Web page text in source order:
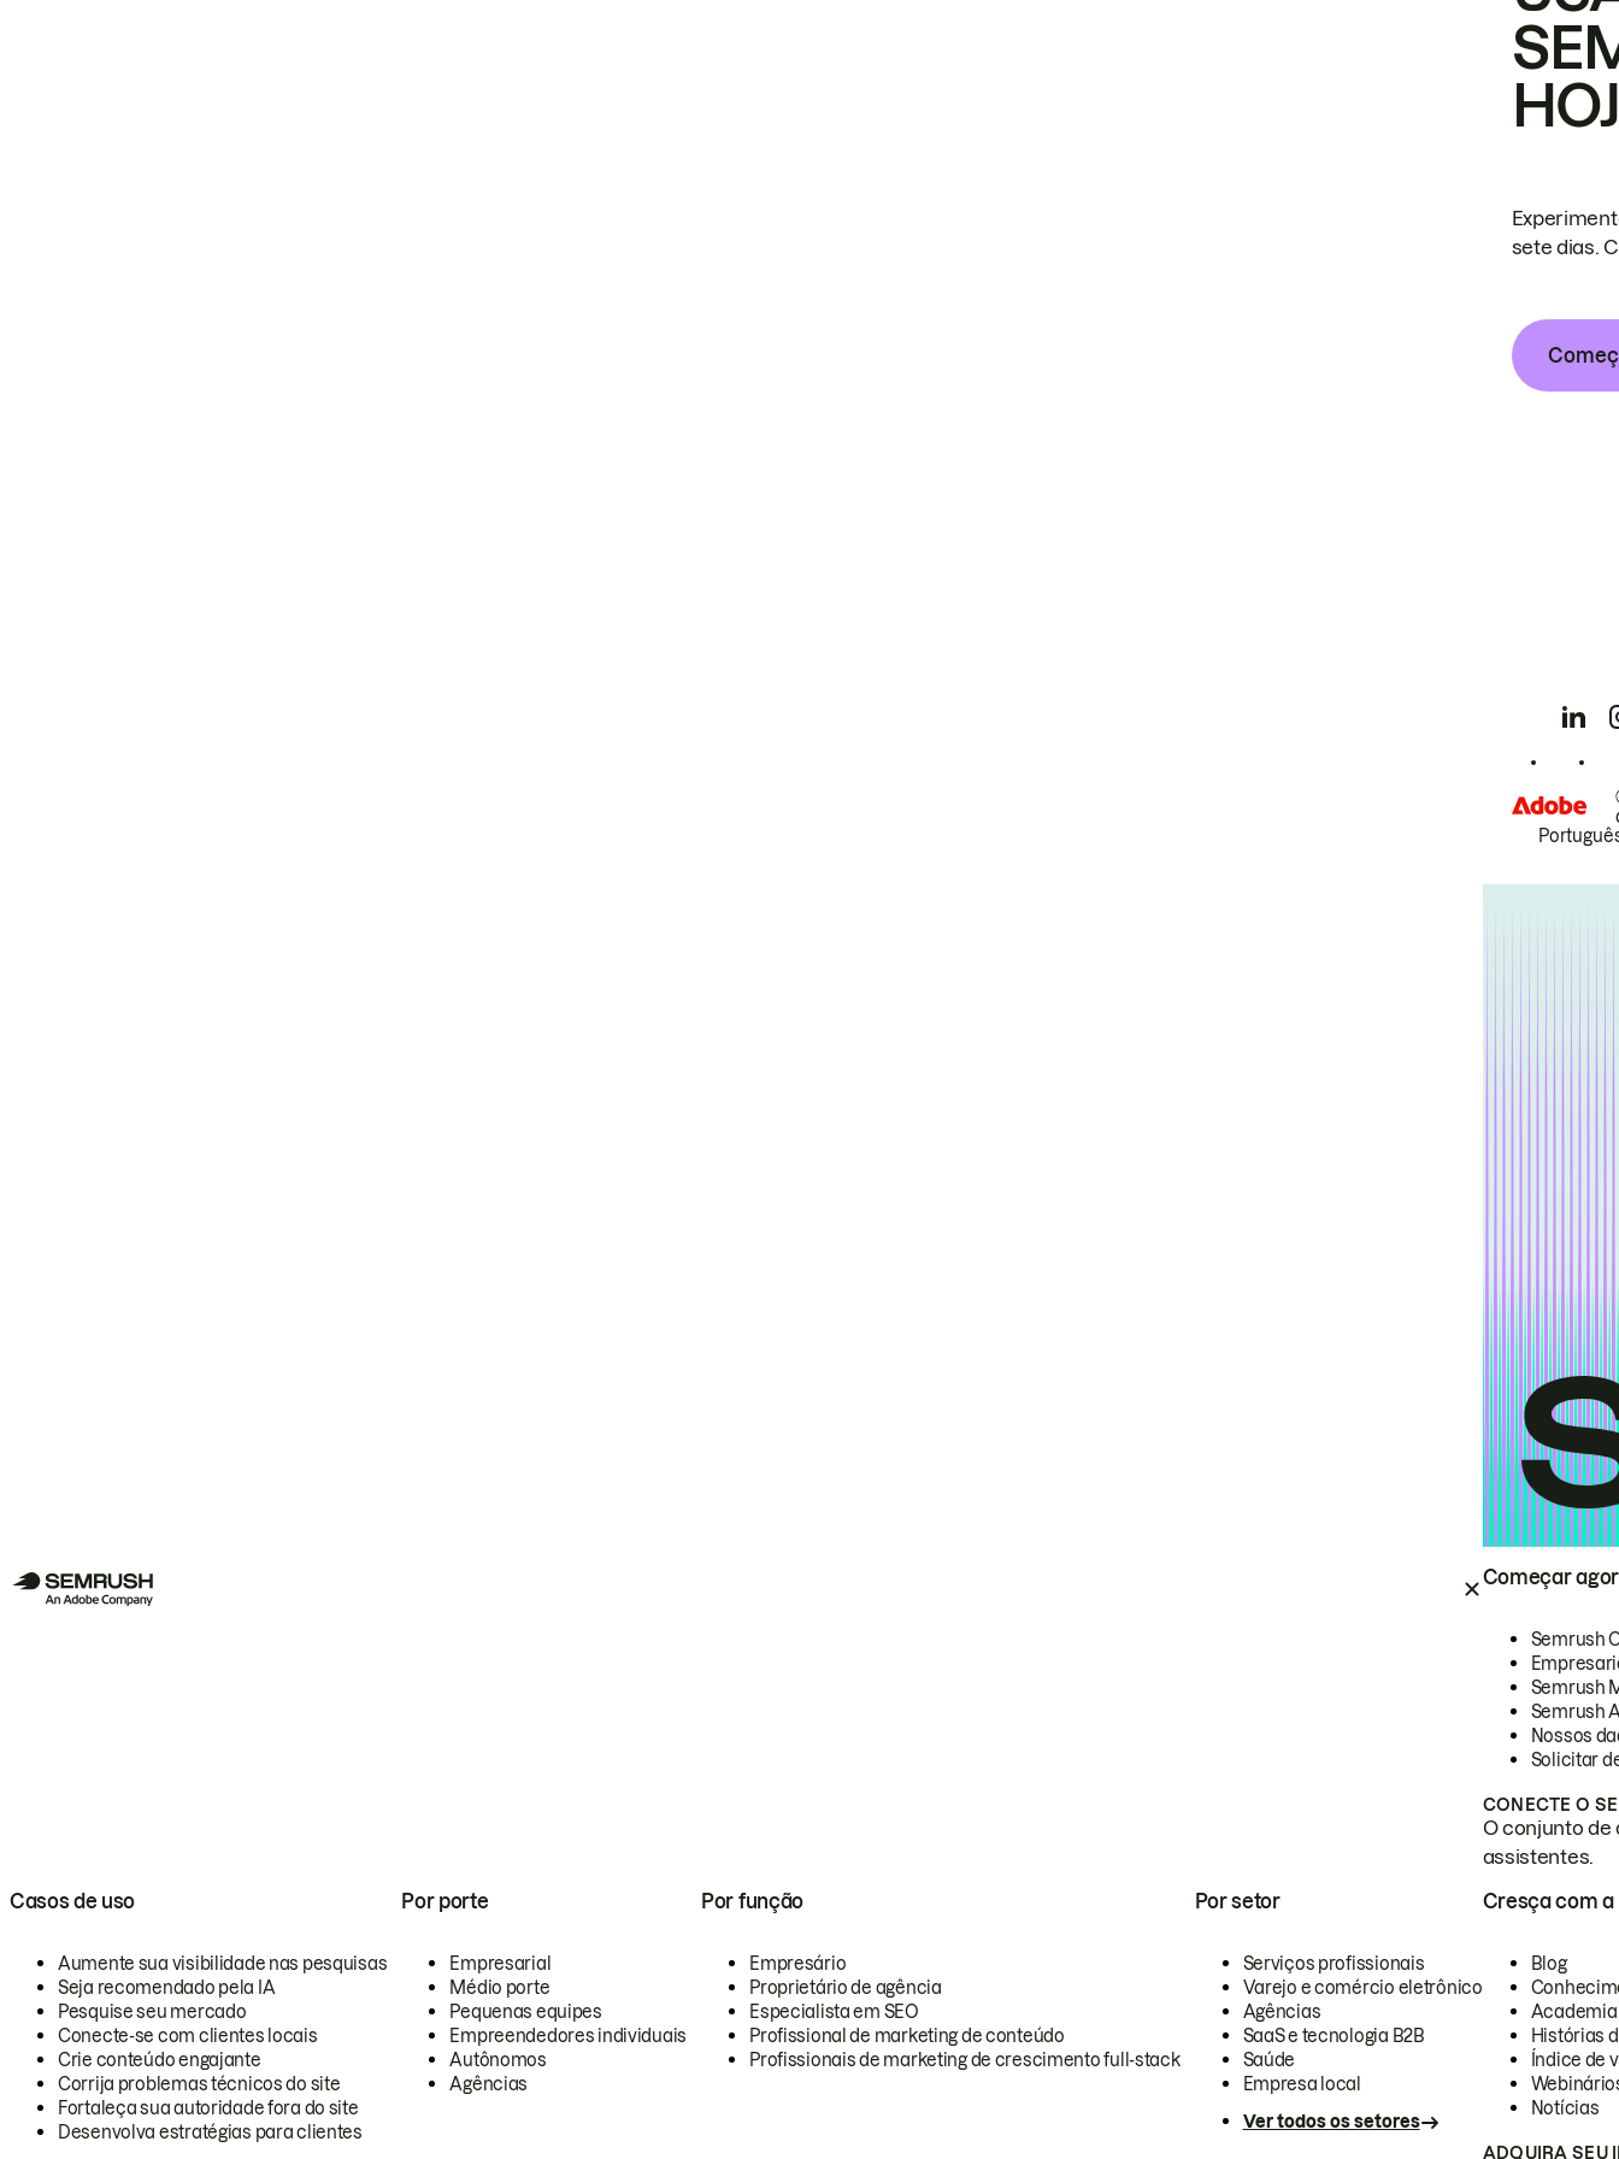
Começar
Semrush
Semrush
Semrush
Nossos
Solicitar
CONECTE O
O conjunto de
assistentes.
Casos de uso
Aumente sua visibilidade nas pesquisas
Seja recomendado pela IA
Pesquise seu mercado
Conecte-se com clientes locais
Crie conteúdo engajante
Corrija problemas técnicos do site
Fortaleça sua autoridade fora do site
Desenvolva estratégias para clientes
Por porte
Empresarial
Médio porte
Pequenas equipes
Empreendedores individuais
Autônomos
Agências
Por função
Empresário
Proprietário de agência
Especialista em SEO
Profissional de marketing de conteúdo
Profissionais de marketing de crescimento full-stack
Por setor
Serviços profissionais
Varejo e comércio eletrônico
Agências
SaaS e tecnologia B2B
Saúde
Empresa local
Ver todos os setores
Cresça com a
Blog
Academia
Histórias
Índice de
Notícias
ADQUIRA SEU
sete dias.